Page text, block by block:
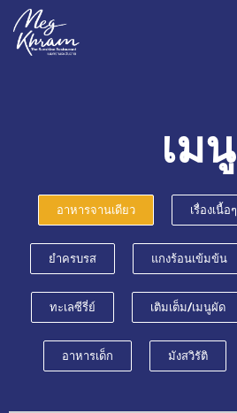
เมนู
อาหารจานเดียว เรื่องเนื้อๆ
ยำครบรส แกงร้อนเข้มข้น
ทะเลซีรี่ย์ เติมเต็ม/เมนูผัด
อาหารเด็ก มังสวิรัติ